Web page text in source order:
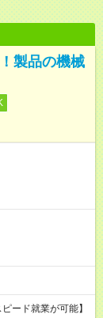
製品の機械
ード就業が可能】